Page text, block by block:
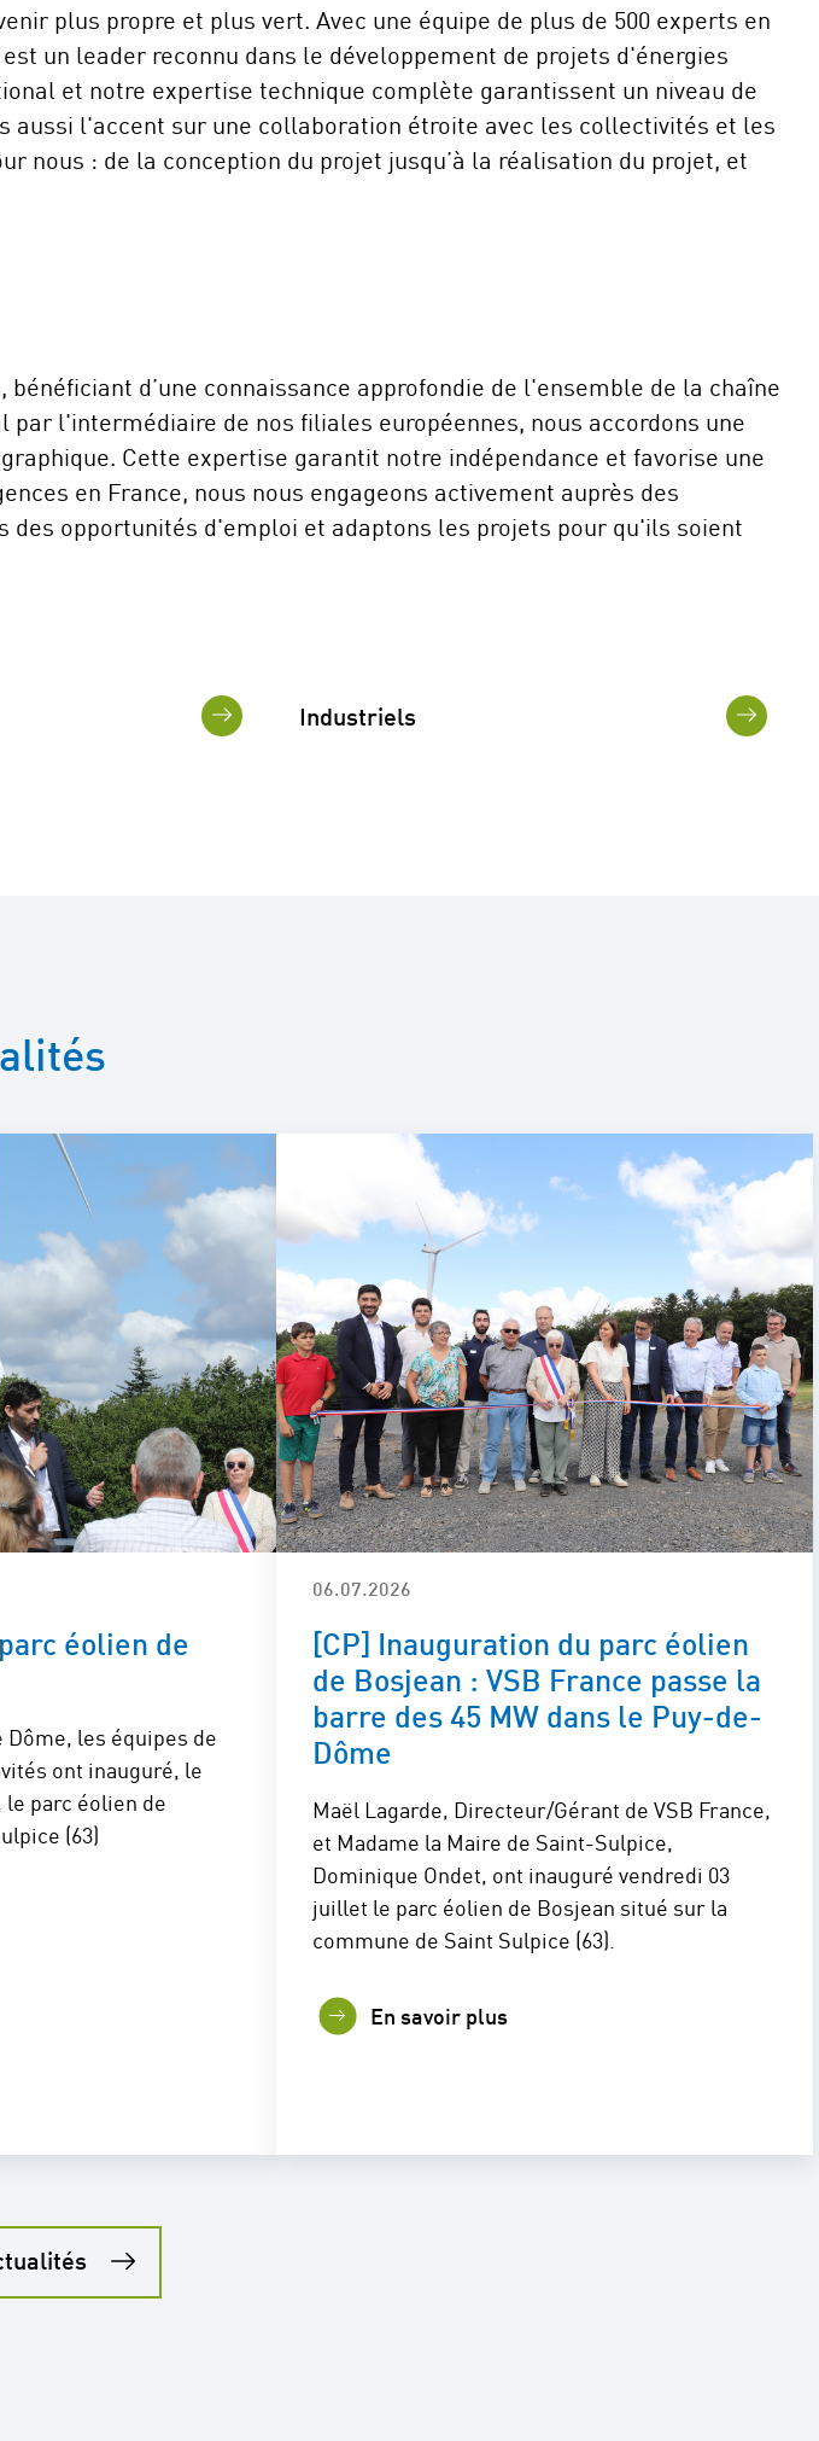
plus propre et plus vert. Avec une équipe de plus de 500 experts en
un leader reconnu dans le développement de projets d'énergies
et notre expertise technique complète garantissent un niveau de
l'accent sur une collaboration étroite avec les collectivités et les
nous : de la conception du projet jusqu’à la réalisation du projet, et
d’une connaissance approfondie de l'ensemble de la chaîne
l'intermédiaire de nos filiales européennes, nous accordons une
Cette expertise garantit notre indépendance et favorise une
en France, nous nous engageons activement auprès des
opportunités d'emploi et adaptons les projets pour qu'ils soient
Industriels
éolien de
Dôme, les équipes de
ont inauguré, le
parc éolien de
(63)
06.07.2026
[CP] Inauguration du parc éolien
de Bosjean : VSB France passe la
barre des 45 MW dans le Puy-de-
Dôme
Maël Lagarde, Directeur/Gérant de VSB France,
et Madame la Maire de Saint-Sulpice,
Dominique Ondet, ont inauguré vendredi 03
juillet le parc éolien de Bosjean situé sur la
commune de Saint Sulpice (63).
En savoir plus